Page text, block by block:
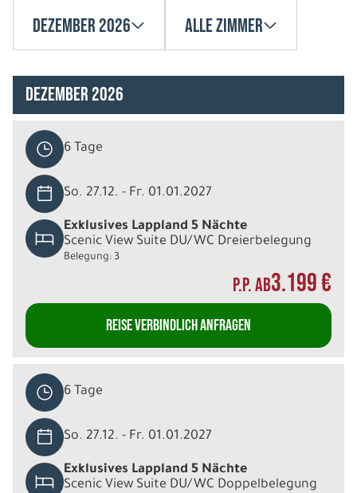
Dezember 2026 Alle Zimmer
Dezember 2026
6 Tage
So. 27.12. - Fr. 01.01.2027
Exklusives Lappland 5 Nächte
Scenic View Suite DU/WC Dreierbelegung
Belegung: 3
P.P. AB3.199 €
REISE VERBINDLICH ANFRAGEN
6 Tage
So. 27.12. - Fr. 01.01.2027
Exklusives Lappland 5 Nächte
Scenic View Suite DU/WC Doppelbelegung